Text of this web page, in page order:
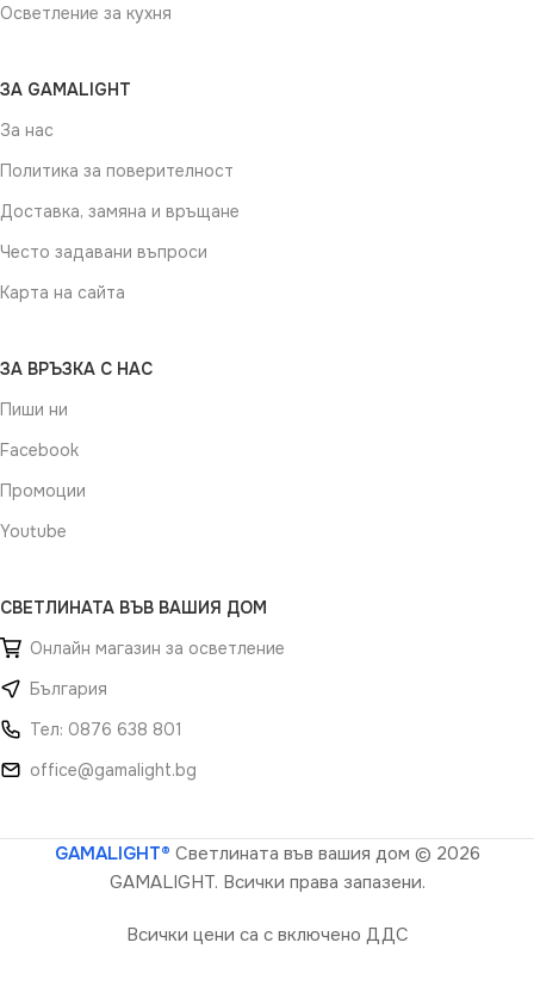
Осветление за кухня
ЗА GAMALIGHT
За нас
Политика за поверителност
Доставка, замяна и връщане
Често задавани въпроси
Карта на сайта
ЗА ВРЪЗКА С НАС
Пиши ни
Facebook
Промоции
Youtube
СВЕТЛИНАТА ВЪВ ВАШИЯ ДОМ
Онлайн магазин за осветление
България
Тел: 0876 638 801
office@gamalight.bg
GAMALIGHT® Светлината във вашия дом © 2026
GAMALIGHT. Всички права запазени.
Всички цени са с включено ДДС